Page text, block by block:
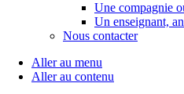
Une compagnie
Un enseignant,
Nous contacter
Aller au menu
Aller au contenu